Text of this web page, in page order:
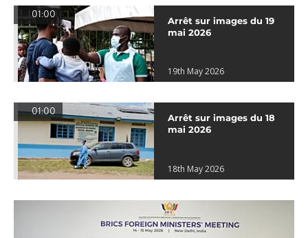
01:00
Arrêt sur images du 19
mai 2026
19th May 2026
01:00
Arrêt sur images du 18
mai 2026
18th May 2026